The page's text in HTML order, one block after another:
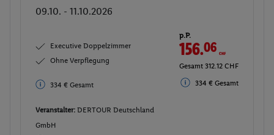
09.10. - 11.10.2026
Executive Doppelzimmer
Ohne Verpflegung
334 € Gesamt
p.P.
156.06CHF
Gesamt 312.12 CHF
334 € Gesamt
Veranstalter: DERTOUR Deutschland
GmbH